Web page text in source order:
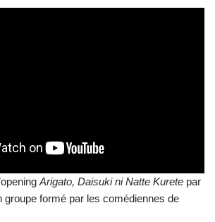
Arigato, Daisuki ni Natte Kurete par
groupe formé par les comédiennes de